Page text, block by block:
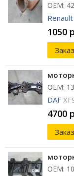
ОЕМ:
Renault
1050
ОЕМ:
DAF
4700
ОЕМ: